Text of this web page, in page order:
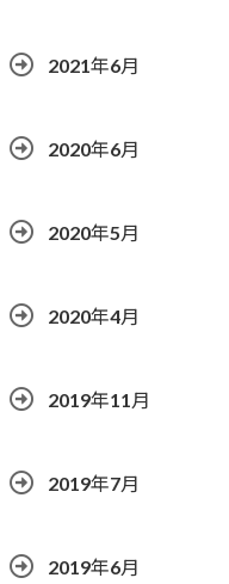
2021年6月
2020年6月
2020年5月
2020年4月
2019年11月
2019年7月
2019年6月